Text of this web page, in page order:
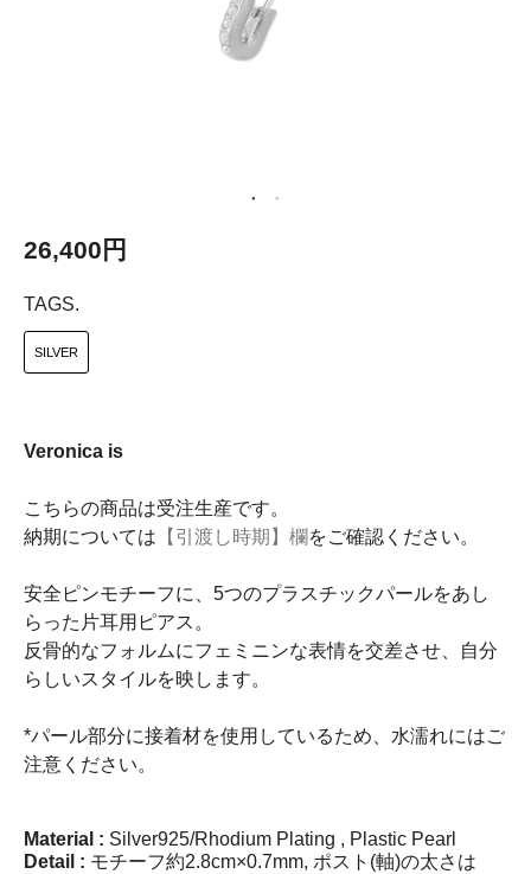
26,400円
TAGS.
SILVER
Veronica is
こちらの商品は受注生産です。
納期については 【引渡し時期】欄をご確認ください。
安全ピンモチーフに、5つのプラスチックパールをあし
らった片耳用ピアス。
反骨的なフォルムにフェミニンな表情を交差させ、自分
らしいスタイルを映します。
*パール部分に接着材を使用しているため、水濡れにはご
注意ください。
Material : Silver925/Rhodium Plating , Plastic Pearl
Detail : モチーフ約2.8cm×0.7mm, ポスト(軸)の太さは